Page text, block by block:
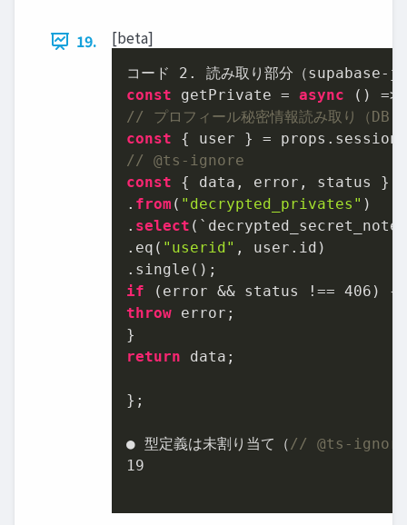
19. [beta]
コード 2.
const getPrivate = async
// プロフィール秘密情報読み取り（DB
const
// @ts-ignore
const { data, error, status }
. from ( "decrypted_privates" )
. select
.eq( "userid" , user.id)
if (error && status !== 406
throw error;
return data;
};
● 型定義は未割り当て（// @ts-ignore
19